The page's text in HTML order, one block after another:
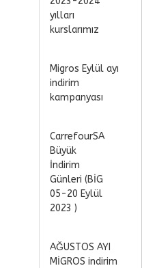
yılları
kurslarımız
Migros Eylül ayı
indirim
kampanyası
CarrefourSA
Büyük
İndirim
Günleri (BİG
05-20 Eylül
2023 )
AĞUSTOS AYI
MİGROS indirim